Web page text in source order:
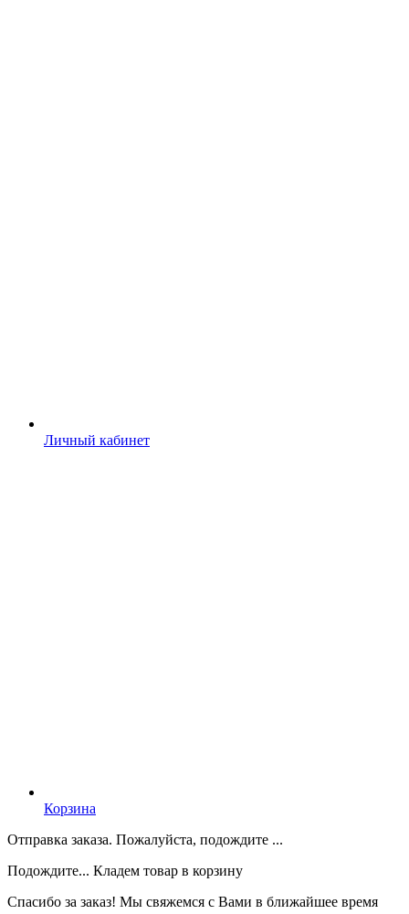
Личный кабинет
Корзина
Отправка заказа. Пожалуйста, подождите ...
Подождите... Кладем товар в корзину
Спасибо за заказ! Мы свяжемся с Вами в ближайшее время